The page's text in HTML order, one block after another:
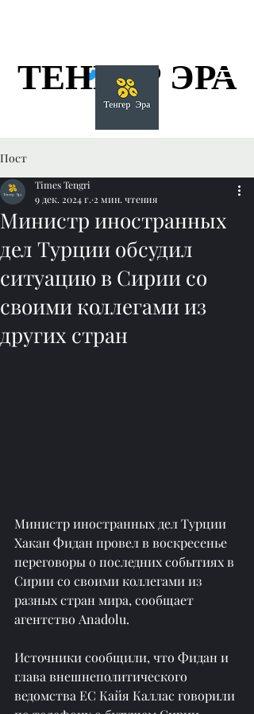
ТЕНГЕР ЭРА
ТЕНГЕР ЭРА
Пост
Министр иностранных
дел Турции обсудил
ситуацию в Сирии со
своими коллегами из
других стран
Times Tengri
9 дек. 2024 г. 2 мин. чтения
Министр иностранных дел Турции
Хакан Фидан провел в воскресенье
переговоры о последних событиях в
Сирии со своими коллегами из
разных стран мира, сообщает
агентство Anadolu.
Источники сообщили, что Фидан и
глава внешнеполитического
ведомства ЕС Кайя Каллас говорили